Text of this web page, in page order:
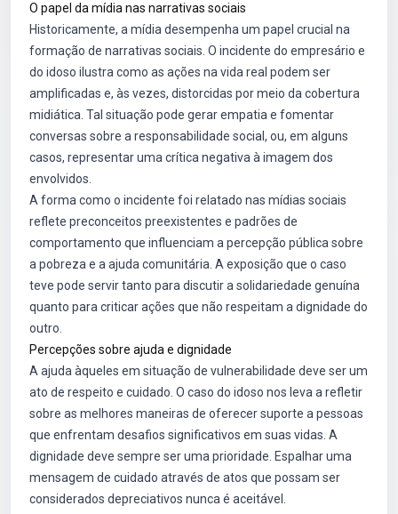
O papel da mídia nas narrativas sociais
Historicamente, a mídia desempenha um papel crucial na
formação de narrativas sociais. O incidente do empresário e
do idoso ilustra como as ações na vida real podem ser
amplificadas e, às vezes, distorcidas por meio da cobertura
midiática. Tal situação pode gerar empatia e fomentar
conversas sobre a responsabilidade social, ou, em alguns
casos, representar uma crítica negativa à imagem dos
envolvidos.
A forma como o incidente foi relatado nas mídias sociais
reflete preconceitos preexistentes e padrões de
comportamento que influenciam a percepção pública sobre
a pobreza e a ajuda comunitária. A exposição que o caso
teve pode servir tanto para discutir a solidariedade genuína
quanto para criticar ações que não respeitam a dignidade do
outro.
Percepções sobre ajuda e dignidade
A ajuda àqueles em situação de vulnerabilidade deve ser um
ato de respeito e cuidado. O caso do idoso nos leva a refletir
sobre as melhores maneiras de oferecer suporte a pessoas
que enfrentam desafios significativos em suas vidas. A
dignidade deve sempre ser uma prioridade. Espalhar uma
mensagem de cuidado através de atos que possam ser
considerados depreciativos nunca é aceitável.